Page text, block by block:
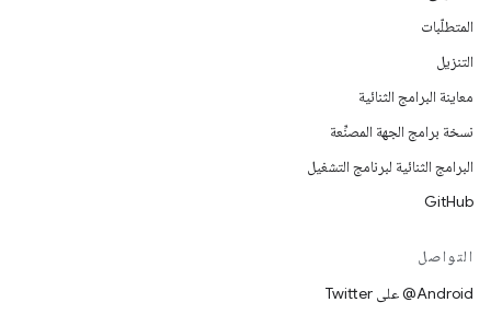
المتطلّبات
التنزيل
معاينة البرامج الثنائية
نسخة برامج الجهة المصنِّعة
البرامج الثنائية لبرنامج التشغيل
GitHub
التواصل
‎@Android على Twitter